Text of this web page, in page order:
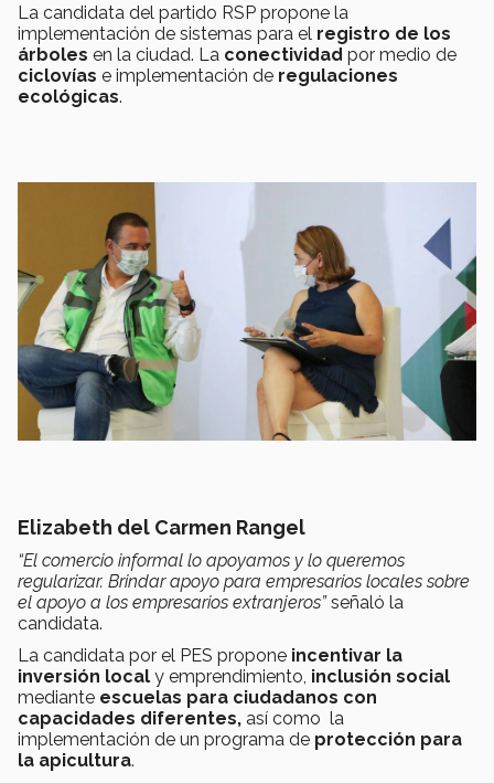
La candidata del partido RSP propone la
implementación de sistemas para el registro de los
árboles en la ciudad. La conectividad por medio de
ciclovías e implementación de regulaciones
ecológicas.
Elizabeth del Carmen Rangel
“El comercio informal lo apoyamos y lo queremos
regularizar. Brindar apoyo para empresarios locales sobre
el apoyo a los empresarios extranjeros”señaló la
candidata.
La candidata por el PES propone incentivar la
inversión local y emprendimiento, inclusión social
mediante escuelas para ciudadanos con
capacidades diferentes, así como la
implementación de un programa de protección para
la apicultura.